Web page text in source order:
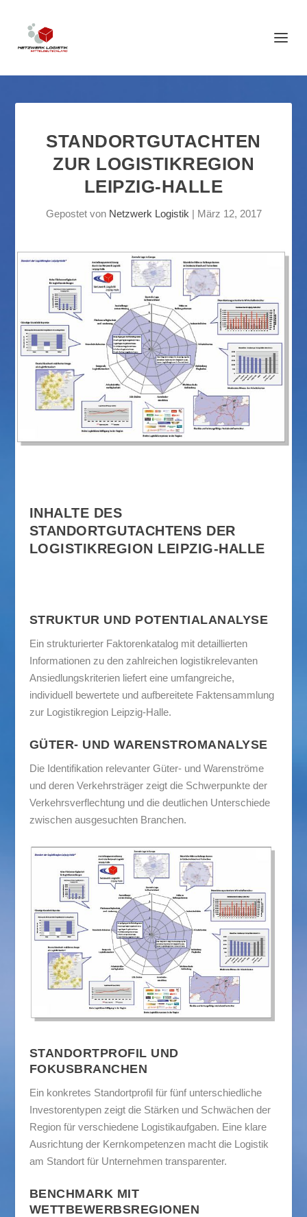
STANDORTGUTACHTEN
ZUR LOGISTIKREGION
LEIPZIG-HALLE
Gepostet von Netzwerk Logistik | März 12, 2017
INHALTE DES
STANDORTGUTACHTENS DER
LOGISTIKREGION LEIPZIG-HALLE
STRUKTUR UND POTENTIALANALYSE
Ein strukturierter Faktorenkatalog mit detaillierten
Informationen zu den zahlreichen logistikrelevanten
Ansiedlungskriterien liefert eine umfangreiche,
individuell bewertete und aufbereitete Faktensammlung
zur Logistikregion Leipzig-Halle.
GÜTER- UND WARENSTROMANALYSE
Die Identifikation relevanter Güter- und Warenströme
und deren Verkehrsträger zeigt die Schwerpunkte der
Verkehrsverflechtung und die deutlichen Unterschiede
zwischen ausgesuchten Branchen.
STANDORTPROFIL UND
FOKUSBRANCHEN
Ein konkretes Standortprofil für fünf unterschiedliche
Investorentypen zeigt die Stärken und Schwächen der
Region für verschiedene Logistikaufgaben. Eine klare
Ausrichtung der Kernkompetenzen macht die Logistik
am Standort für Unternehmen transparenter.
BENCHMARK MIT
WETTBEWERBSREGIONEN